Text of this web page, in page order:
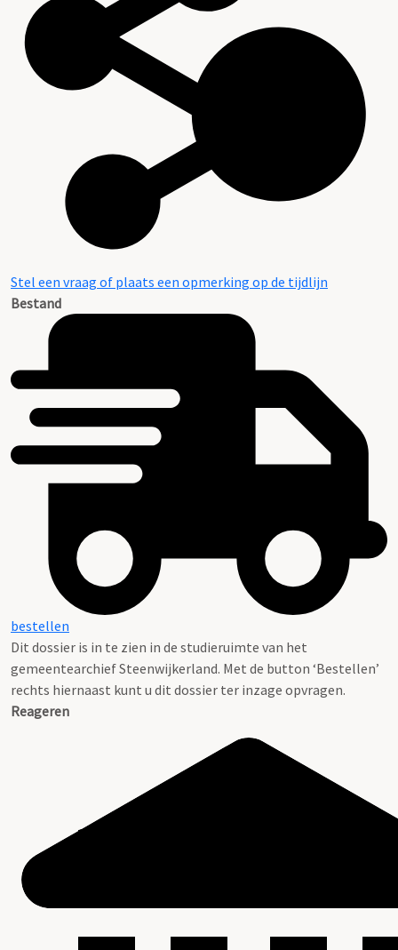
Stel een vraag of plaats een opmerking op de tijdlijn
Bestand
bestellen
Dit dossier is in te zien in de studieruimte van het
gemeentearchief Steenwijkerland. Met de button ‘Bestellen’
rechts hiernaast kunt u dit dossier ter inzage opvragen.
Reageren